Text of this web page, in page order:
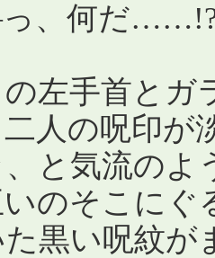
、何だ
左手首とガ
人の呪印が
と気流のよ
のそこにぐ
た黒い呪紋